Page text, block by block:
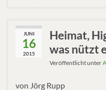
JUNI
16
2015
Heimat,
was nützt
Veröffentlicht unter
von Jörg Rupp